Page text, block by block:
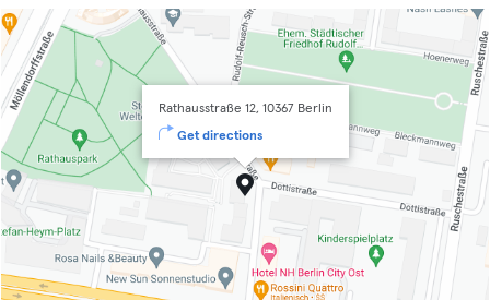
Rathausstraße 12, 10367 Berlin
Get directions